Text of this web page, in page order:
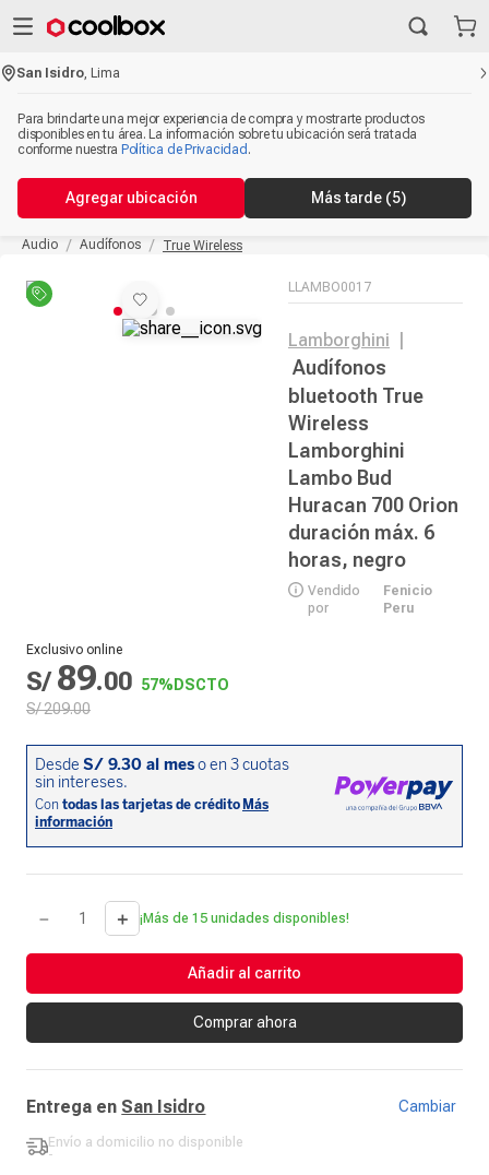
San Isidro ,Lima
Para brindarte una mejor experiencia de compra y mostrarte productos
disponibles en tu área. La información sobre tu ubicación será tratada
conforme nuestra Política de Privacidad .
Agregar ubicación Más tarde (5)
Audio Audífonos True Wireless
LLAMBO0017
Lamborghini
Audífonos
bluetooth True
Wireless
Lamborghini
Lambo Bud
Huracan 700 Orion
duración máx. 6
horas, negro
Vendido
por
Fenicio
Peru
Exclusivo online
S/ 89.00 57% DSCTO
S/209.00
＋
－ ¡Más de 15 unidades disponibles!
Añadir al carrito
Comprar ahora
Entrega en San Isidro Cambiar
Envío a domicilio no disponible
-